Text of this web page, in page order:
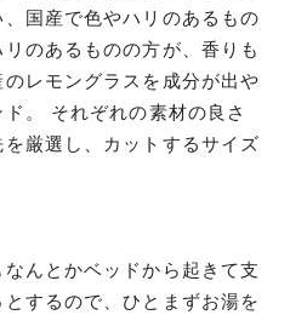
国産で色やハリのあるもの
のあるものの方が、香りも
レモングラスを成分が出や
。 それぞれの素材の良さ
厳選し、カットするサイズ
んとかベッドから起きて支
するので、ひとまずお湯を